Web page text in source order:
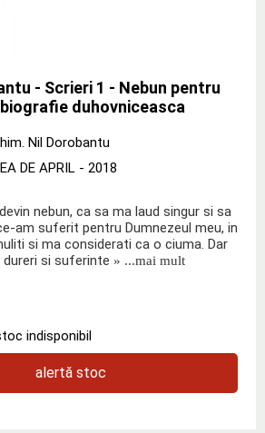
- Scrieri 1 - Nebun pentru
duhovniceasca
Nil Dorobantu
DE APRIL - 2018
nebun, ca sa ma laud singur si sa
am suferit pentru Dumnezeul meu, in
si ma considerati ca o ciuma. Dar
si suferinte » ...mai mult
indisponibil
alertă stoc